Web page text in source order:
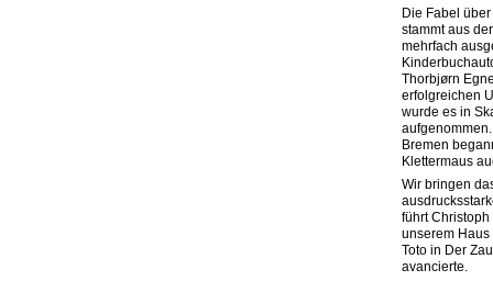
Die Fabel
stammt aus
mehrfach
Thorbjørn
erfolgreichen
wurde es in
Bremen
Klettermaus
Wir bringen
führt
unserem
Toto in Der
avancierte.